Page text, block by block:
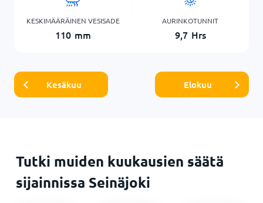
KESKIMÄÄRÄINEN VESISADE
110 mm
AURINKOTUNNIT
9,7 Hrs
Kesäkuu Elokuu
Tutki muiden kuukausien säätä
sijainnissa Seinäjoki